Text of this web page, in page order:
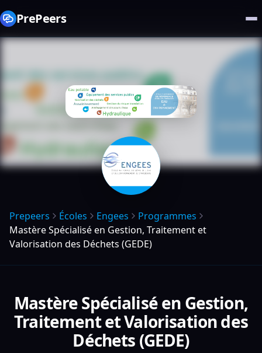
PrePeers
Prepeers Écoles Engees
Programmes
Mastère Spécialisé en Gestion, Traitement et
Valorisation des Déchets (GEDE)
Mastère Spécialisé en Gestion,
Traitement et Valorisation des
Déchets (GEDE)